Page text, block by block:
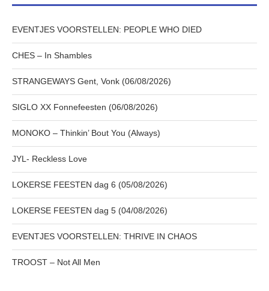
EVENTJES VOORSTELLEN: PEOPLE WHO DIED
CHES – In Shambles
STRANGEWAYS Gent, Vonk (06/08/2026)
SIGLO XX Fonnefeesten (06/08/2026)
MONOKO – Thinkin’ Bout You (Always)
JYL- Reckless Love
LOKERSE FEESTEN dag 6 (05/08/2026)
LOKERSE FEESTEN dag 5 (04/08/2026)
EVENTJES VOORSTELLEN: THRIVE IN CHAOS
TROOST – Not All Men